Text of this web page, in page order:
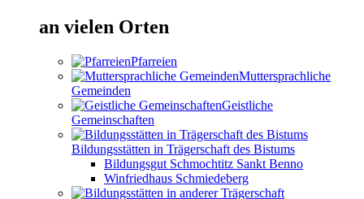
an vielen Orten
Pfarreien
Muttersprachliche
Gemeinden
Geistliche
Gemeinschaften
Bildungsstätten in Trägerschaft des Bistums
Bildungsgut Schmochtitz Sankt Benno
Winfriedhaus Schmiedeberg